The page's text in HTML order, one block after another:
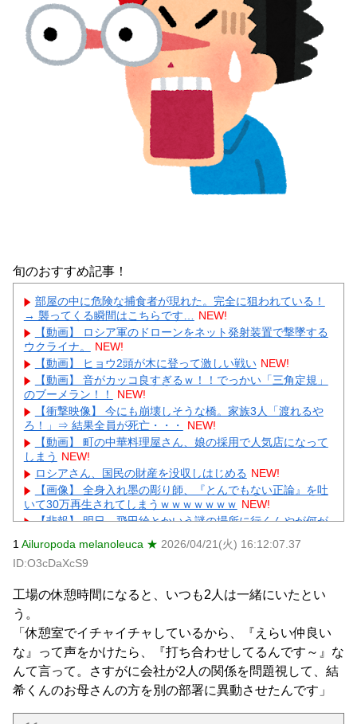
旬のおすすめ記事！
部屋の中に危険な捕食者が現れた。完全に狙われている！
→ 襲ってくる瞬間はこちらです…
NEW!
【動画】 ロシア軍のドローンをネット発射装置で撃墜する
ウクライナ。
NEW!
【動画】 ヒョウ2頭が木に登って激しい戦い NEW!
【動画】 音がカッコ良すぎるｗ！！でっかい「三角定規」
のブーメラン！！
NEW!
【衝撃映像】 今にも崩壊しそうな橋。家族3人「渡れるや
ろ！」⇒ 結果全員が死亡・・・
NEW!
【動画】 町の中華料理屋さん、娘の採用で人気店になって
しまう NEW!
ロシアさん、国民の財産を没収しはじめる NEW!
【画像】 全身入れ墨の彫り師、『とんでもない正論』を吐
いて30万再生されてしまうｗｗｗｗｗｗｗ NEW!
【悲報】 明日、飛田給とかいう謎の場所に行くんやが何が
【最新画像】 tuki.(17)、ハワイでほぼ全部出し！「隠しき
れない美貌」とSNSざわつく
にガル民騒然ｗｗｗ NEW!
ガル民「自業自得」大合唱ｗｗｗ
元AKB社長、22億円申告漏れ 乃木坂46運営会社の株式を
パチンコ京楽産業に譲渡【ノース・リバー】【窪田康志】
元AKB社長、22億円申告漏れ 乃木坂46運営会社の株式を
パチンコ京楽産業に譲渡【ノース・リバー】【窪田康志】
1 Ailuropoda melanoleuca ★ 2026/04/21(火) 16:12:07.37
ID:O3cDaXcS9
工場の休憩時間になると、いつも2人は一緒にいたとい
う。
「休憩室でイチャイチャしているから、『えらい仲良い
な』って声をかけたら、『打ち合わせしてるんです～』な
んて言って。さすがに会社が2人の関係を問題視して、結
希くんのお母さんの方を別の部署に異動させたんです」